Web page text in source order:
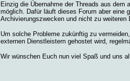
Einzig die Übernahme der Threads aus
möglich. Dafür läuft dieses Forum aber eine
Archivierungszwecken und nicht zu weiteren
Um solche Probleme zukünftig zu
externen Dienstleistern gehostet wird,
Wir wünschen Euch nun viel Spaß und uns